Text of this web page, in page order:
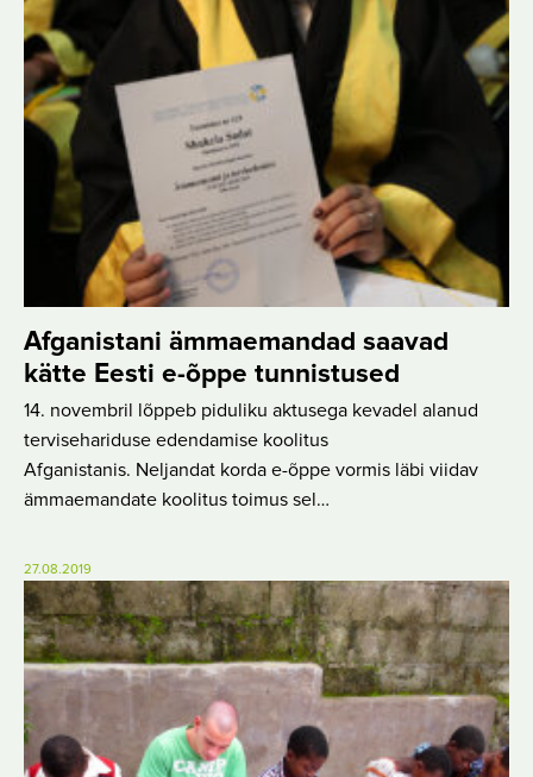
Afganistani ämmaemandad saavad
kätte Eesti e-õppe tunnistused
14. novembril lõppeb piduliku aktusega kevadel alanud
tervisehariduse edendamise koolitus
Afganistanis. Neljandat korda e-õppe vormis läbi viidav
ämmaemandate koolitus toimus sel…
27.08.2019